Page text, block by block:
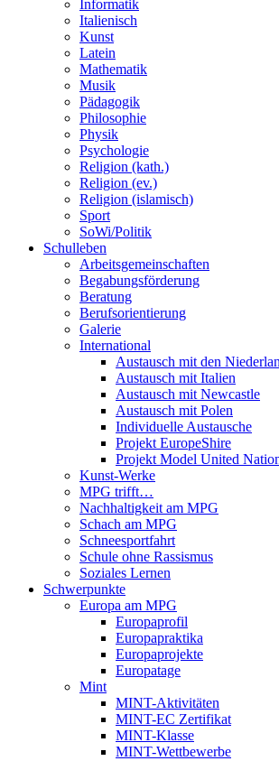
Informatik
Italienisch
Kunst
Latein
Mathematik
Musik
Pädagogik
Philosophie
Physik
Psychologie
Religion (kath.)
Religion (ev.)
Religion (islamisch)
Sport
SoWi/Politik
Schulleben
Arbeitsgemeinschaften
Begabungsförderung
Beratung
Berufsorientierung
Galerie
International
Austausch mit den
Austausch mit Italien
Austausch mit Newcastle
Austausch mit Polen
Individuelle Austausche
Projekt EuropeShire
Projekt Model United
Kunst-Werke
MPG trifft…
Nachhaltigkeit am MPG
Schach am MPG
Schneesportfahrt
Schule ohne Rassismus
Soziales Lernen
Schwerpunkte
Europa am MPG
Europaprofil
Europapraktika
Europaprojekte
Europatage
Mint
MINT-Aktivitäten
MINT-EC Zertifikat
MINT-Klasse
MINT-Wettbewerbe